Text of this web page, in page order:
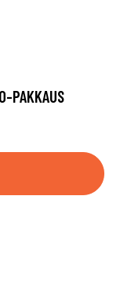
PAKKAUS